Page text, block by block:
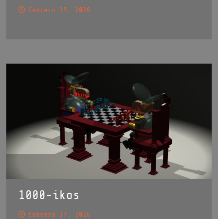
febrero 19, 2026
1000-ikos
febrero 17, 2026